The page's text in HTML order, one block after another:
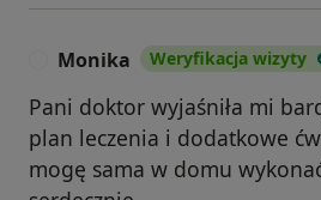
Monika Weryfikacja wizyty
Pani doktor wyjaśniła mi
plan leczenia i dodatkowe
mogę sama w domu